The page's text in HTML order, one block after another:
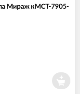
Мираж кМСТ-7905-